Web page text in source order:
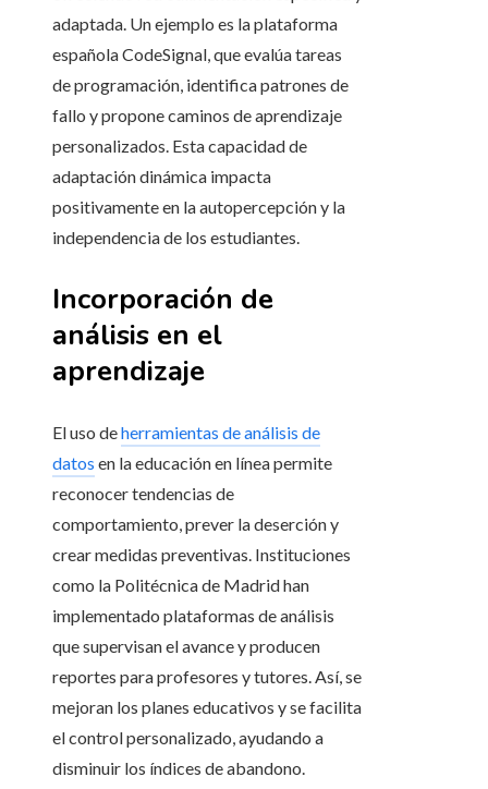
adaptada. Un ejemplo es la plataforma
española CodeSignal, que evalúa tareas
de programación, identifica patrones de
fallo y propone caminos de aprendizaje
personalizados. Esta capacidad de
adaptación dinámica impacta
positivamente en la autopercepción y la
independencia de los estudiantes.
Incorporación de
análisis en el
aprendizaje
El uso deherramientas de análisis de
datos en la educación en línea permite
reconocer tendencias de
comportamiento, prever la deserción y
crear medidas preventivas. Instituciones
como la Politécnica de Madrid han
implementado plataformas de análisis
que supervisan el avance y producen
reportes para profesores y tutores. Así, se
mejoran los planes educativos y se facilita
el control personalizado, ayudando a
disminuir los índices de abandono.